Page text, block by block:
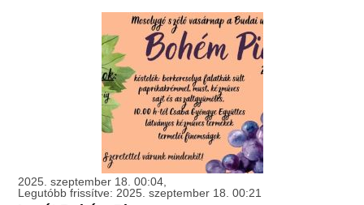
2025. szeptember 18. 00:04,
Legutóbb frissítve: 2025. szeptember 18. 00:21